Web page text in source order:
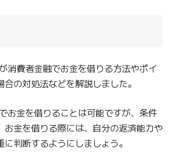
消費者金融でお金を借りる方法やポイ
の対処法などを解説しました。
お金を借りることは可能ですが、条件
お金を借りる際には、自分の返済能力や
判断するようにしましょう。